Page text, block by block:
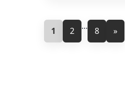
1 2 ... 8 »